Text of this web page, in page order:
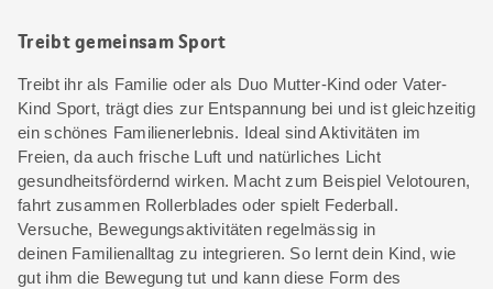
Treibt gemeinsam Sport
Treibt ihr als Familie oder als Duo Mutter-Kind oder Vater-
Kind Sport, trägt dies zur Entspannung bei und ist gleichzeitig
ein schönes Familienerlebnis. Ideal sind Aktivitäten im
Freien, da auch frische Luft und natürliches Licht
gesundheitsfördernd wirken. Macht zum Beispiel Velotouren,
fahrt zusammen Rollerblades oder spielt Federball.
Versuche, Bewegungsaktivitäten regelmässig in
deinen Familienalltag zu integrieren. So lernt dein Kind, wie
gut ihm die Bewegung tut und kann diese Form des